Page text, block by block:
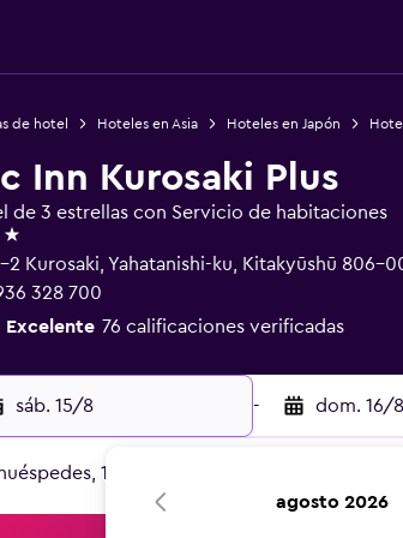
de hotel Hoteles en Asia Hoteles en Japón
Inn Kurosaki Plus
de 3 estrellas con Servicio de habitaciones
2 Kurosaki, Yahatanishi-ku, Kitakyūshū 806-
328 700
Excelente 76 calificaciones verificadas
sáb. 15/8 - dom. 16/8
1 habitación
agosto 2026